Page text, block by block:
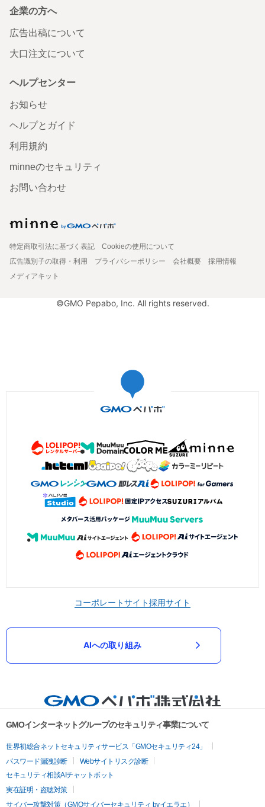
企業の方へ
広告出稿について
大口注文について
ヘルプセンター
お知らせ
ヘルプとガイド
利用規約
minneのセキュリティ
お問い合わせ
特定商取引法に基づく表記
Cookieの使用について
広告識別子の取得・利用
プライバシーポリシー 会社概要
採用情報
メディアキット
©GMO Pepabo, Inc. All rights reserved.
コーポレートサイト採用サイト
AIへの取り組み
GMOインターネットグループのセキュリティ事業について
世界初総合ネットセキュリティサービス「GMOセキュリティ24」
パスワード漏洩診断
Webサイトリスク診断
セキュリティ相談AIチャットボット
実在証明・盗聴対策
サイバー攻撃対策（GMOサイバーセキュリティ byイエラエ）